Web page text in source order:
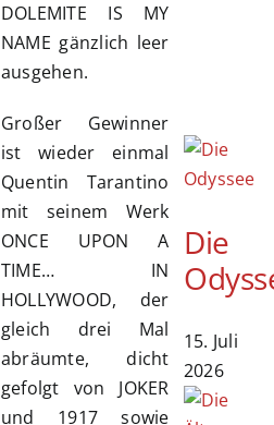
DOLEMITE IS MY
NAME gänzlich leer
ausgehen.
Großer Gewinner
ist wieder einmal
Quentin Tarantino
mit seinem Werk
ONCE UPON A
TIME… IN
HOLLYWOOD, der
gleich drei Mal
abräumte, dicht
gefolgt von JOKER
und 1917 sowie
Die
15. Juli
2026